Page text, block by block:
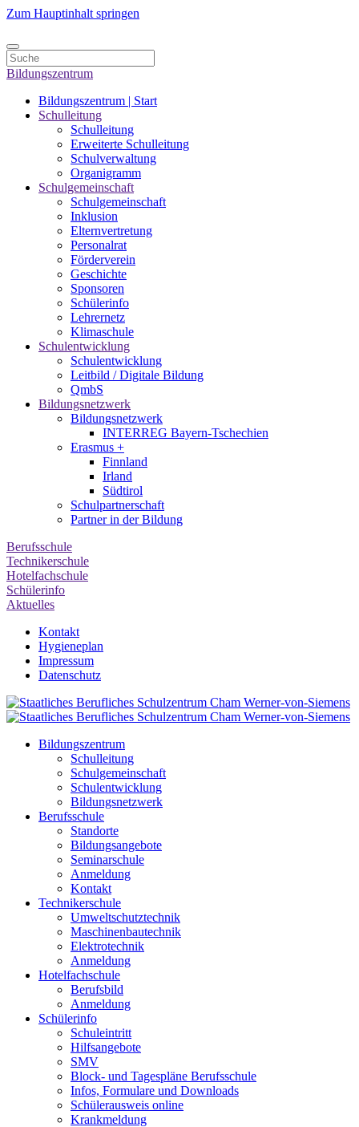
Zum Hauptinhalt springen
Bildungszentrum
Bildungszentrum | Start
Schulleitung
Schulleitung
Erweiterte Schulleitung
Schulverwaltung
Organigramm
Schulgemeinschaft
Schulgemeinschaft
Inklusion
Elternvertretung
Personalrat
Förderverein
Geschichte
Sponsoren
Schülerinfo
Lehrernetz
Klimaschule
Schulentwicklung
Schulentwicklung
Leitbild / Digitale Bildung
QmbS
Bildungsnetzwerk
Bildungsnetzwerk
INTERREG Bayern-Tschechien
Erasmus +
Finnland
Irland
Südtirol
Schul­partner­schaft
Partner in der Bildung
Berufsschule
Technikerschule
Hotelfachschule
Schülerinfo
Aktuelles
Kontakt
Hygieneplan
Impressum
Datenschutz
Bildungszentrum
Schulleitung
Schulgemeinschaft
Schulentwicklung
Bildungsnetzwerk
Berufsschule
Standorte
Bildungsangebote
Seminarschule
Anmeldung
Kontakt
Technikerschule
Umweltschutztechnik
Maschinenbautechnik
Elektrotechnik
Anmeldung
Hotelfachschule
Berufsbild
Anmeldung
Schülerinfo
Schuleintritt
Hilfsangebote
SMV
Block- und Tagespläne Berufsschule
Infos, Formulare und Downloads
Schülerausweis online
Krankmeldung